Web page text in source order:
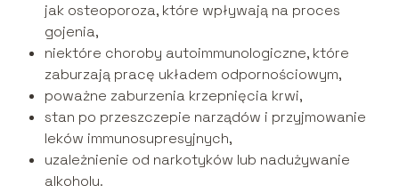
jak osteoporoza, które wpływają na proces
gojenia,
niektóre choroby autoimmunologiczne, które
zaburzają pracę układem odpornościowym,
poważne zaburzenia krzepnięcia krwi,
stan po przeszczepie narządów i przyjmowanie
leków immunosupresyjnych,
uzależnienie od narkotyków lub nadużywanie
alkoholu.